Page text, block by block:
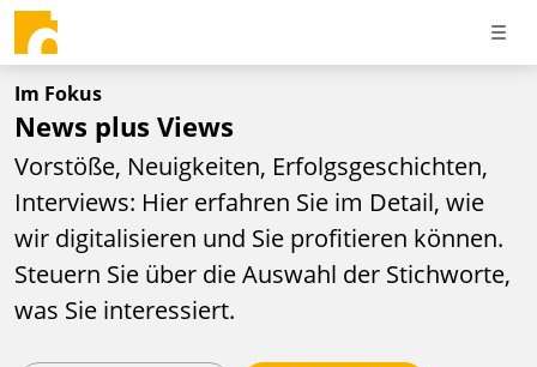
Im Fokus
News plus Views
Vorstöße, Neuigkeiten, Erfolgsgeschichten,
Interviews: Hier erfahren Sie im Detail, wie
wir digitalisieren und Sie profitieren können.
Steuern Sie über die Auswahl der Stichworte,
was Sie interessiert.